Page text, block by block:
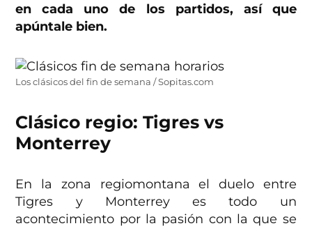
en cada uno de los partidos, así que
apúntale bien.
Los clásicos del fin de semana / Sopitas.com
Clásico regio: Tigres vs
Monterrey
En la zona regiomontana el duelo entre
Tigres y Monterrey es todo un
acontecimiento por la pasión con la que se